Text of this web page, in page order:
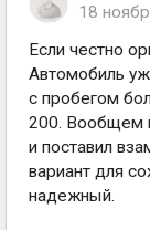
18
Если честно
Автомобиль
с пробегом
200. Вообщем
и поставил
вариант для
надежный.